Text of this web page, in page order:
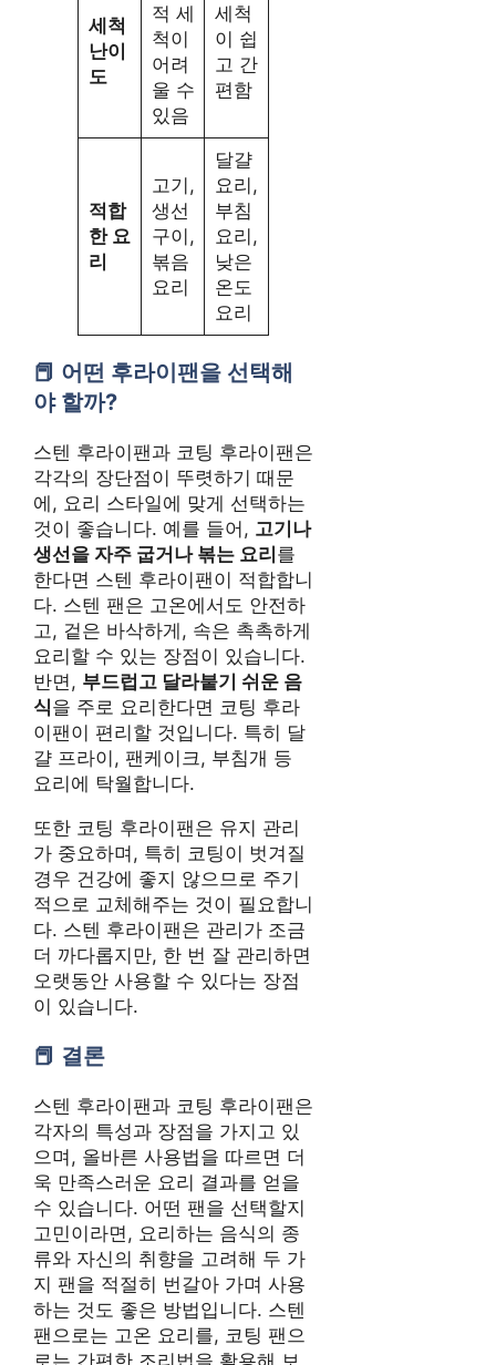
세척
난이
도
적 세
척이
어려
울 수
있음
세척
이 쉽
고 간
편함
적합
한 요
리
고기,
생선
구이,
볶음
요리
달걀
요리,
부침
요리,
낮은
온도
요리
어떤 후라이팬을 선택해
야 할까?
스텐 후라이팬과 코팅 후라이팬은
각각의 장단점이 뚜렷하기 때문
에, 요리 스타일에 맞게 선택하는
것이 좋습니다. 예를 들어, 고기나
생선을 자주 굽거나 볶는 요리를
한다면 스텐 후라이팬이 적합합니
다. 스텐 팬은 고온에서도 안전하
고, 겉은 바삭하게, 속은 촉촉하게
요리할 수 있는 장점이 있습니다.
반면, 부드럽고 달라붙기 쉬운 음
식을 주로 요리한다면 코팅 후라
이팬이 편리할 것입니다. 특히 달
걀 프라이, 팬케이크, 부침개 등
요리에 탁월합니다.
또한 코팅 후라이팬은 유지 관리
가 중요하며, 특히 코팅이 벗겨질
경우 건강에 좋지 않으므로 주기
적으로 교체해주는 것이 필요합니
다. 스텐 후라이팬은 관리가 조금
더 까다롭지만, 한 번 잘 관리하면
오랫동안 사용할 수 있다는 장점
이 있습니다.
결론
스텐 후라이팬과 코팅 후라이팬은
각자의 특성과 장점을 가지고 있
으며, 올바른 사용법을 따르면 더
욱 만족스러운 요리 결과를 얻을
수 있습니다. 어떤 팬을 선택할지
고민이라면, 요리하는 음식의 종
류와 자신의 취향을 고려해 두 가
지 팬을 적절히 번갈아 가며 사용
하는 것도 좋은 방법입니다. 스텐
팬으로는 고온 요리를, 코팅 팬으
로는 간편한 조리법을 활용해 보